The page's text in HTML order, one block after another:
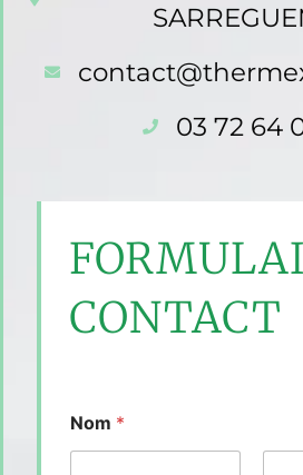
03 72 64
CONTACT
Nom *